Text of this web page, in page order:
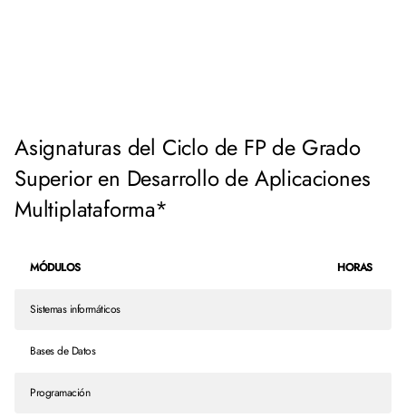
Asignaturas del Ciclo de FP de Grado
Superior en Desarrollo de Aplicaciones
Multiplataforma*
MÓDULOS HORAS
Sistemas informáticos
Bases de Datos
Programación